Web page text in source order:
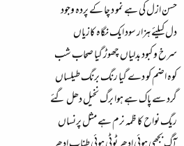
حسن ازل کی ہے نمو د چا کے پردہ وجود
دل کیلئے ہزار سود ایک نگاہ کازیاں
سرخ و کبود بدلیاں چھوڑ گیا صحاب شب
کوہ اضم کو دے گیا رنگ برنگ طیلساں
گرد سے پاک ہے ہوا برگ نخیل دھل گئے
ریگ نواح کا ظمہ نرم ہے مثل پرنساں